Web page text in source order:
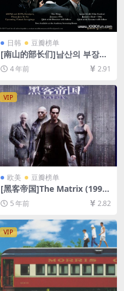
日韩 豆瓣榜单
[南山的部长们]남산의 부장들
(2020)[百度网盘+迅雷云盘资
源1080P超清未删减][MP4/7.
4 年前 2.91
VIP
欧美 豆瓣榜单
[黑客帝国]The Matrix (1999)
[百度网盘+迅雷云盘资源1080
P超清未删减][MP4/8.9GB][中
英字幕]
5 年前 2.82
VIP